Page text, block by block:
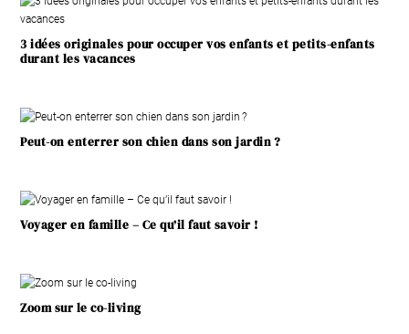
3 idées originales pour occuper vos enfants et petits-enfants
durant les vacances
Peut-on enterrer son chien dans son jardin ?
Voyager en famille – Ce qu’il faut savoir !
Zoom sur le co-living